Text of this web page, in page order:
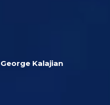
George Kalajian